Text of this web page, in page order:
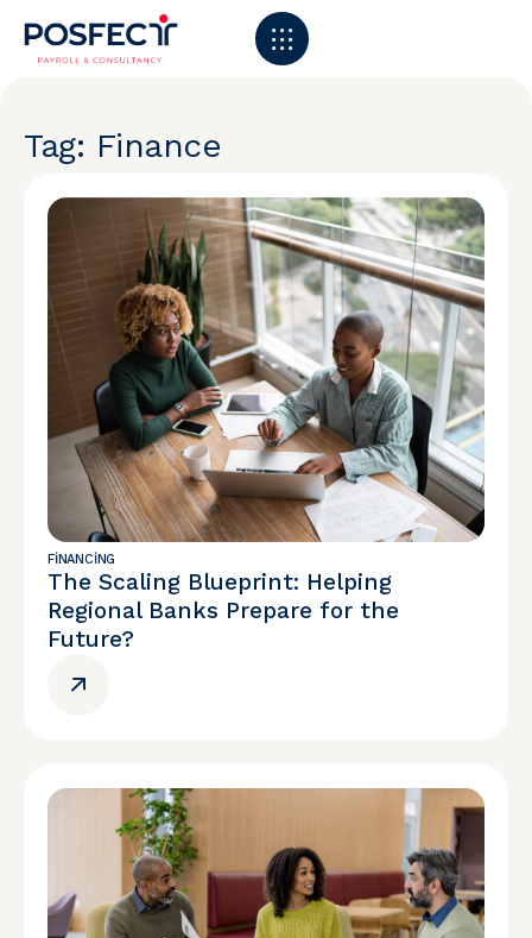
Tag: Finance
FINANCING
The Scaling Blueprint: Helping
Regional Banks Prepare for the
Future?